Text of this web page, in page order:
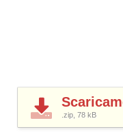
.zip, 78 kB